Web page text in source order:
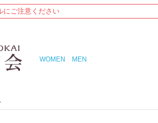
にご注意ください
WOMEN MEN